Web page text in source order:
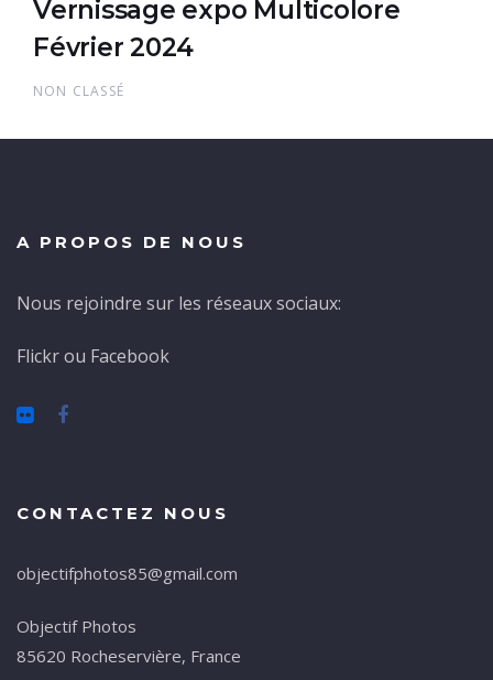
Vernissage expo Multicolore
Février 2024
NON CLASSÉ
A PROPOS DE NOUS
Nous rejoindre sur les réseaux sociaux:
Flickr ou Facebook
CONTACTEZ NOUS
objectifphotos85@gmail.com
Objectif Photos
85620 Rocheservière, France